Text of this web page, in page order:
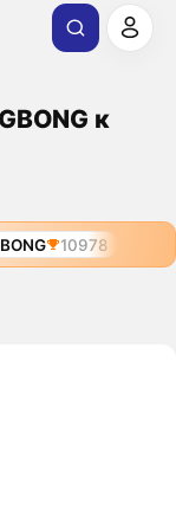
к
BONG 10978